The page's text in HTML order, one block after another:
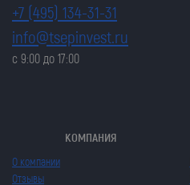
+7 (495) 134-31-31
info@tsepinvest.ru
с 9:00 до 17:00
КОМПАНИЯ
О компании
Отзывы